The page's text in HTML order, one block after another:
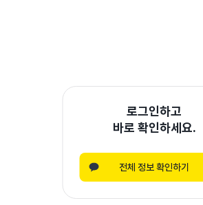
로그인하고
바로 확인하세요.
전체 정보 확인하기